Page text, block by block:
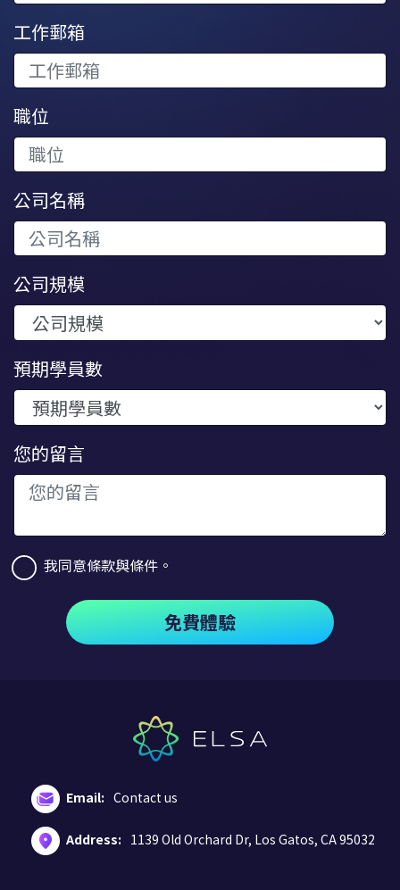
工作郵箱
職位
公司名稱
公司規模
預期學員數
您的留言
我同意條款與條件。
免費體驗
Email: Contact us
Address: 1139 Old Orchard Dr, Los Gatos, CA 95032